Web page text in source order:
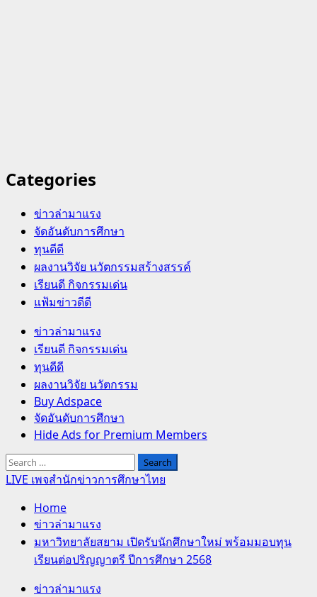
Categories
ข่าวล่ามาแรง
จัดอันดับการศึกษา
ทุนดีดี
ผลงานวิจัย นวัตกรรมสร้างสรรค์
เรียนดี กิจกรรมเด่น
แฟ้มข่าวดีดี
Primary
Menu
ข่าวล่ามาแรง
เรียนดี กิจกรรมเด่น
ทุนดีดี
ผลงานวิจัย นวัตกรรม
Buy Adspace
จัดอันดับการศึกษา
Hide Ads for Premium Members
Search
for:
LIVE เพจสำนักข่าวการศึกษาไทย
Home
ข่าวล่ามาแรง
มหาวิทยาลัยสยาม เปิดรับนักศึกษาใหม่ พร้อมมอบทุน
เรียนต่อปริญญาตรี ปีการศึกษา 2568
ข่าวล่ามาแรง